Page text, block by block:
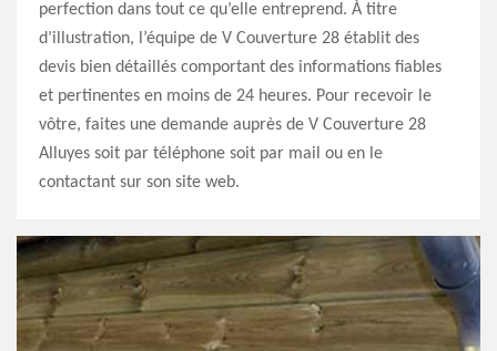
perfection dans tout ce qu’elle entreprend. À titre
d’illustration, l’équipe de V Couverture 28 établit des
devis bien détaillés comportant des informations fiables
et pertinentes en moins de 24 heures. Pour recevoir le
vôtre, faites une demande auprès de V Couverture 28
Alluyes soit par téléphone soit par mail ou en le
contactant sur son site web.